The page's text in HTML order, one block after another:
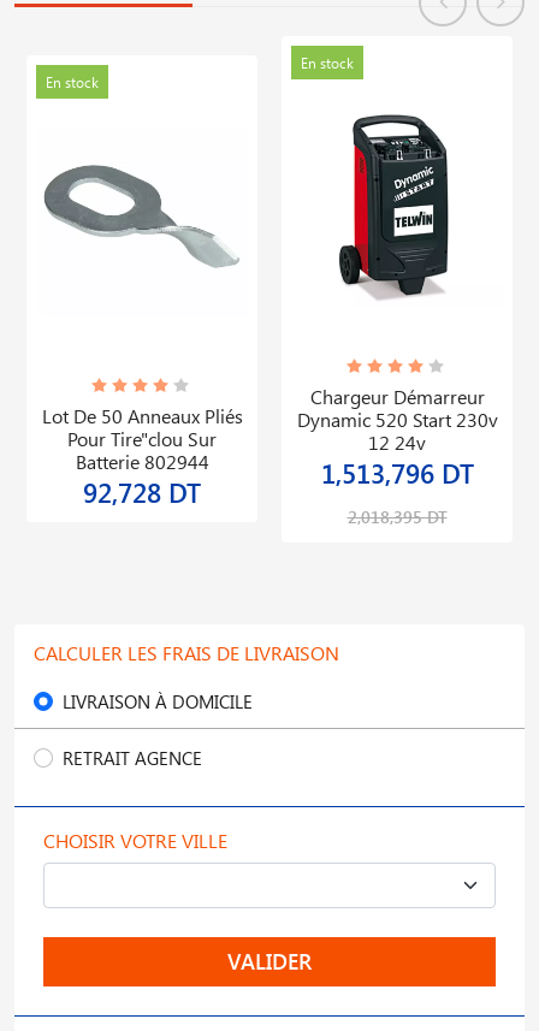
En stock
Lot De 50 Anneaux Pliés
Pour Tire"clou Sur
Batterie 802944
92,728 DT
En stock
Chargeur Démarreur
Dynamic 520 Start 230v
12 24v
1,513,796 DT
2,018,395 DT
CALCULER LES FRAIS DE LIVRAISON
LIVRAISON À DOMICILE
RETRAIT AGENCE
CHOISIR VOTRE VILLE
VALIDER